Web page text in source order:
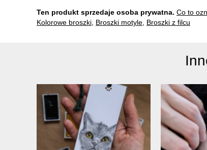
Ten produkt sprzedaje osoba prywatna. Co to
Kolorowe broszki Broszki motyle Broszki z filcu